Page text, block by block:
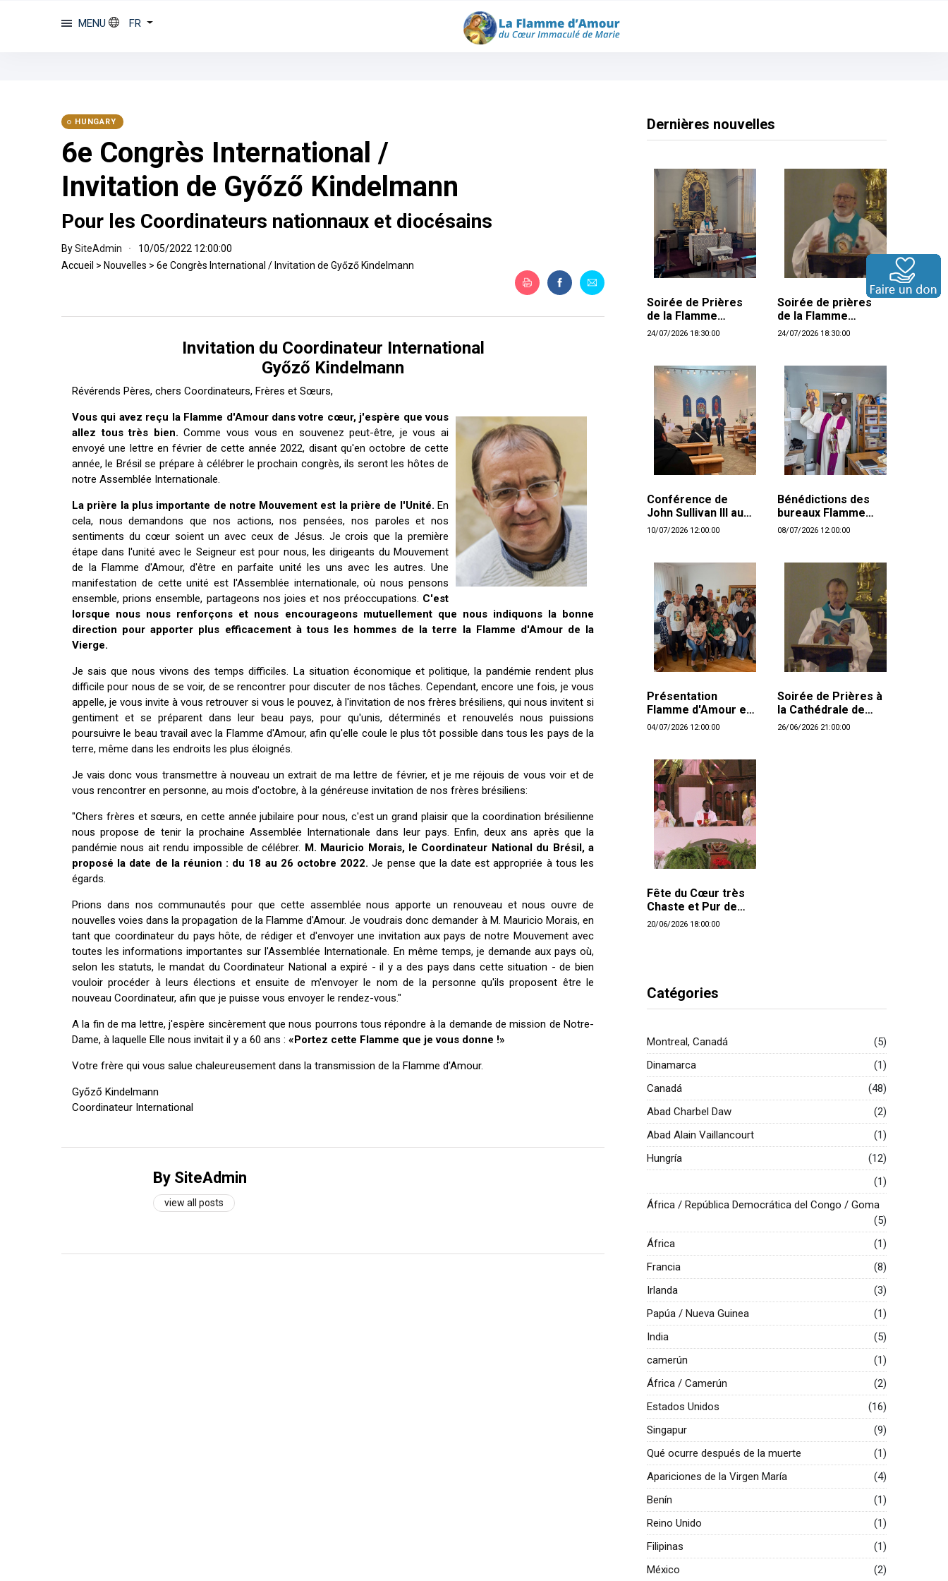
MENU FR
HUNGARY
6e Congrès International /
Invitation de Győző Kindelmann
Pour les Coordinateurs nationnaux et diocésains
BySiteAdmin
10/05/2022 12:00:00
Accueil > Nouvelles > 6e Congrès International / Invitation de Győző Kindelmann
Invitation du Coordinateur International
Győző Kindelmann
Révérends Pères, chers Coordinateurs, Frères et Sœurs,
Vous qui avez reçu la Flamme d'Amour dans votre cœur, j'espère que vous
allez tous très bien. Comme vous vous en souvenez peut-être, je vous ai
envoyé une lettre en février de cette année 2022, disant qu'en octobre de cette
année, le Brésil se prépare à célébrer le prochain congrès, ils seront les hôtes de
notre Assemblée Internationale.
La prière la plus importante de notre Mouvement est la prière de l'Unité. En
cela, nous demandons que nos actions, nos pensées, nos paroles et nos
sentiments du cœur soient un avec ceux de Jésus. Je crois que la première
étape dans l'unité avec le Seigneur est pour nous, les dirigeants du Mouvement
de la Flamme d'Amour, d'être en parfaite unité les uns avec les autres. Une
manifestation de cette unité est l'Assemblée internationale, où nous pensons
ensemble, prions ensemble, partageons nos joies et nos préoccupations. C'est
lorsque nous nous renforçons et nous encourageons mutuellement que nous indiquons la bonne
direction pour apporter plus efficacement à tous les hommes de la terre la Flamme d'Amour de la
Vierge.
Je sais que nous vivons des temps difficiles. La situation économique et politique, la pandémie rendent plus
difficile pour nous de se voir, de se rencontrer pour discuter de nos tâches. Cependant, encore une fois, je vous
appelle, je vous invite à vous retrouver si vous le pouvez, à l'invitation de nos frères brésiliens, qui nous invitent si
gentiment et se préparent dans leur beau pays, pour qu'unis, déterminés et renouvelés nous puissions
poursuivre le beau travail avec la Flamme d'Amour, afin qu'elle coule le plus tôt possible dans tous les pays de la
terre, même dans les endroits les plus éloignés.
Je vais donc vous transmettre à nouveau un extrait de ma lettre de février, et je me réjouis de vous voir et de
vous rencontrer en personne, au mois d'octobre, à la généreuse invitation de nos frères brésiliens:
"Chers frères et sœurs, en cette année jubilaire pour nous, c'est un grand plaisir que la coordination brésilienne
nous propose de tenir la prochaine Assemblée Internationale dans leur pays. Enfin, deux ans après que la
pandémie nous ait rendu impossible de célébrer. M. Mauricio Morais, le Coordinateur National du Brésil, a
proposé la date de la réunion : du 18 au 26 octobre 2022. Je pense que la date est appropriée à tous les
égards.
Prions dans nos communautés pour que cette assemblée nous apporte un renouveau et nous ouvre de
nouvelles voies dans la propagation de la Flamme d'Amour. Je voudrais donc demander à M. Mauricio Morais, en
tant que coordinateur du pays hôte, de rédiger et d'envoyer une invitation aux pays de notre Mouvement avec
toutes les informations importantes sur l'Assemblée Internationale. En même temps, je demande aux pays où,
selon les statuts, le mandat du Coordinateur National a expiré - il y a des pays dans cette situation - de bien
vouloir procéder à leurs élections et ensuite de m'envoyer le nom de la personne qu'ils proposent être le
nouveau Coordinateur, afin que je puisse vous envoyer le rendez-vous."
A la fin de ma lettre, j'espère sincèrement que nous pourrons tous répondre à la demande de mission de Notre-
Dame, à laquelle Elle nous invitait il y a 60 ans : «Portez cette Flamme que je vous donne !»
Votre frère qui vous salue chaleureusement dans la transmission de la Flamme d'Amour.
Győző Kindelmann
Coordinateur International
By SiteAdmin
view all posts
Dernières nouvelles
Soirée de Prières
de la Flamme
d'Amour
24/07/2026 18:30:00
Soirée de prières
de la Flamme
d'Amour
24/07/2026 18:30:00
Conférence de
John Sullivan III au
Danemark
10/07/2026 12:00:00
Bénédictions des
bureaux Flamme
d'Amour à Longueuil
08/07/2026 12:00:00
Présentation
Flamme d'Amour et
Bienheureuse Anne
04/07/2026 12:00:00
Soirée de Prières à
la Cathédrale de
Montréal
26/06/2026 21:00:00
Fête du Cœur très
Chaste et Pur de
Saint Joseph
20/06/2026 18:00:00
Catégories
Montreal, Canadá
(5)
Dinamarca
(1)
Canadá
(48)
Abad Charbel Daw
(2)
Abad Alain Vaillancourt
(1)
Hungría
(12)
(1)
África / República Democrática del Congo / Goma
(5)
África
(1)
Francia
(8)
Irlanda
(3)
Papúa / Nueva Guinea
(1)
India
(5)
camerún
(1)
África / Camerún
(2)
Estados Unidos
(16)
Singapur
(9)
Qué ocurre después de la muerte
(1)
Apariciones de la Virgen María
(4)
Benín
(1)
Reino Unido
(1)
Filipinas
(1)
México
(2)